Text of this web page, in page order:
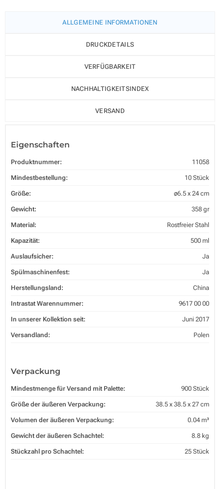
ALLGEMEINE INFORMATIONEN
DRUCKDETAILS
VERFÜGBARKEIT
NACHHALTIGKEITSINDEX
VERSAND
Eigenschaften
Produktnummer: 11058
Mindestbestellung: 10 Stück
Größe: ø6.5 x 24 cm
Gewicht: 358 gr
Material: Rostfreier Stahl
Kapazität: 500 ml
Auslaufsicher: Ja
Spülmaschinenfest: Ja
Herstellungsland: China
Intrastat Warennummer: 9617 00 00
In unserer Kollektion seit: Juni 2017
Versandland: Polen
Verpackung
Mindestmenge für Versand mit Palette: 900 Stück
Größe der äußeren Verpackung: 38.5 x 38.5 x 27 cm
Volumen der äußeren Verpackung: 0.04 m³
Gewicht der äußeren Schachtel: 8.8 kg
Stückzahl pro Schachtel: 25 Stück